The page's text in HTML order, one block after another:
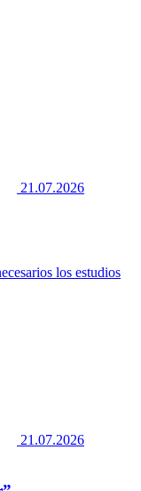
21.07.2026
los estudios
21.07.2026